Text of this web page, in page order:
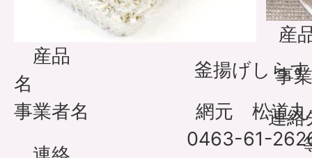
産品
名
釜揚げしらす
事業者名
網元 松道丸
0463-61-
産
事
連絡